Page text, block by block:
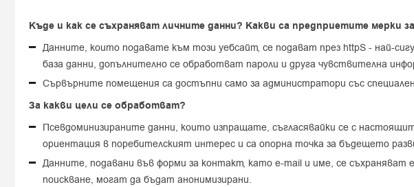
Къде и как се съхраняват личните данни? Какви са предприетите мерки
Данните, които подавате към този уебсайт, се подават през httpS - най-
база данни, допълнително се обработват пароли и друга чувствителна
Сървърните помещения са достъпни само за администратори със
За какви цели се обработват?
Псевдоминизираните данни, които изпращате, съгласявайки се с
ориентация в поребителският интерес и са опорна точка за бъдещето
Данните, подавани във форми за контакт, като e-mail и име, се
поискване, могат да бъдат анонимизирани.